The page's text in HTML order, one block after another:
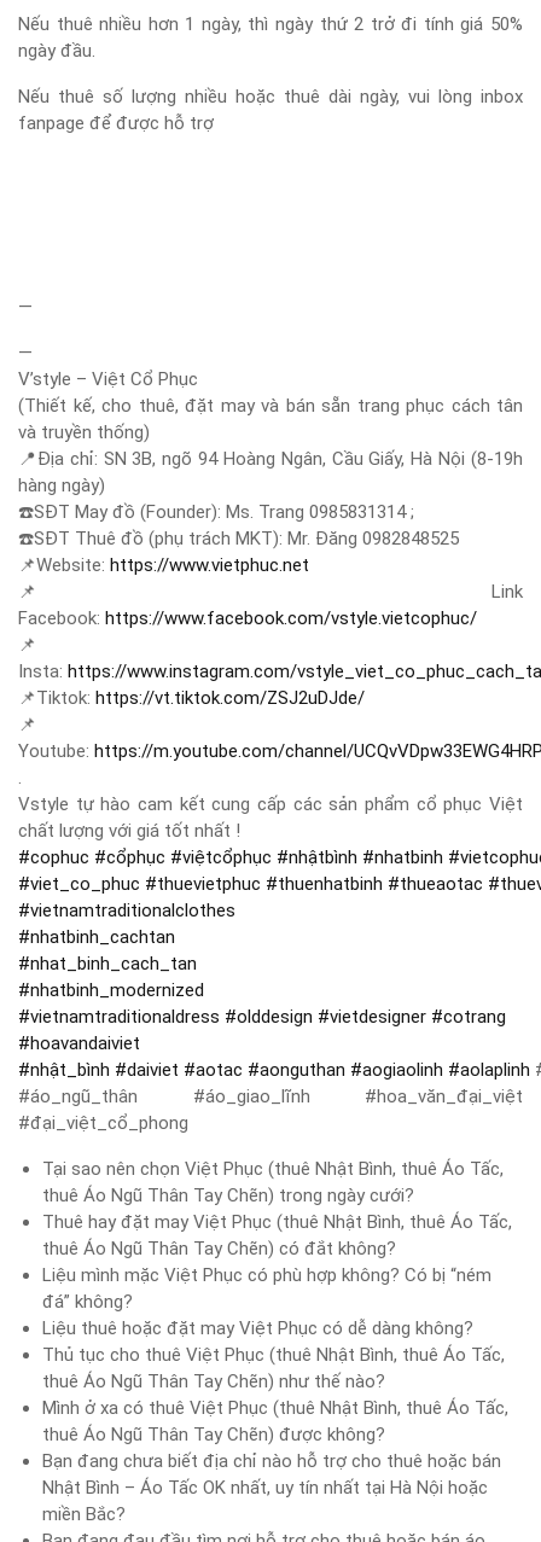
Nếu thuê nhiều hơn 1 ngày, thì ngày thứ 2 trở đi tính giá 50%
ngày đầu.
Nếu thuê số lượng nhiều hoặc thuê dài ngày, vui lòng inbox
fanpage để được hỗ trợ
—
—
V’style – Việt Cổ Phục
(Thiết kế, cho thuê, đặt may và bán sẵn trang phục cách tân
và truyền thống)
📍 Địa chỉ: SN 3B, ngõ 94 Hoàng Ngân, Cầu Giấy, Hà Nội (8-19h
hàng ngày)
☎️SĐT May đồ (Founder): Ms. Trang 0985831314 ;
☎️SĐT Thuê đồ (phụ trách MKT): Mr. Đăng 0982848525
📌Website: https://www.vietphuc.net
📌 Link
Facebook: https://www.facebook.com/vstyle.vietcophuc/
📌
Insta: https://www.instagram.com/
📌Tiktok: https://vt.tiktok.com/ZSJ2uDJde/
📌
Youtube: https://m.youtube.com/channel/
.
Vstyle tự hào cam kết cung cấp các sản phẩm cổ phục Việt
chất lượng với giá tốt nhất !
#cophuc #cổphục #việtcổphục #nhậtbình #nhatbinh #
#viet_co_phuc #thuevietphuc #thuenhatbinh #thueaotac #
#vietnamtraditionalclothes
#nhatbinh_cachtan
#nhat_binh_cach_tan
#nhatbinh_modernized
#vietnamtraditionaldress #olddesign #vietdesigner #cotrang
#hoavandaiviet
#nhật_bình #daiviet #aotac #aonguthan #aogiaolinh #aolaplinh
#áo_ngũ_thân #áo_giao_lĩnh #hoa_văn_đại_việt
#đại_việt_cổ_phong
Tại sao nên chọn Việt Phục (thuê Nhật Bình, thuê Áo Tấc,
thuê Áo Ngũ Thân Tay Chẽn) trong ngày cưới?
Thuê hay đặt may Việt Phục (thuê Nhật Bình, thuê Áo Tấc,
thuê Áo Ngũ Thân Tay Chẽn) có đắt không?
Liệu mình mặc Việt Phục có phù hợp không? Có bị “ném
đá” không?
Liệu thuê hoặc đặt may Việt Phục có dễ dàng không?
Thủ tục cho thuê Việt Phục (thuê Nhật Bình, thuê Áo Tấc,
thuê Áo Ngũ Thân Tay Chẽn) như thế nào?
Mình ở xa có thuê Việt Phục (thuê Nhật Bình, thuê Áo Tấc,
thuê Áo Ngũ Thân Tay Chẽn) được không?
Bạn đang chưa biết địa chỉ nào hỗ trợ cho thuê hoặc bán
Nhật Bình – Áo Tấc OK nhất, uy tín nhất tại Hà Nội hoặc
miền Bắc?